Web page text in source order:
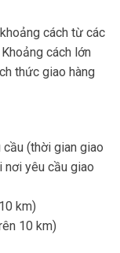
cách từ các
cách lớn
thức giao hàng
(thời gian giao
nơi yêu cầu giao
km)
10 km)